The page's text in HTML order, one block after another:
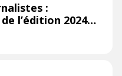
:
l’édition 2024
à la Une »